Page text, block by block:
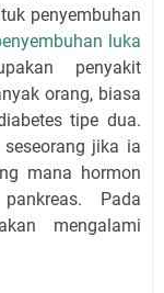
penyembuhan
luka
penyakit
orang, biasa
tipe dua.
jika ia
mana hormon
Pada
mengalami